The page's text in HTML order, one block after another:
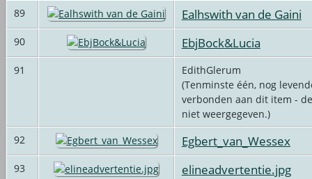
89
Ealhswith van de Gaini
90 EbjBock&Lucia
91
EdithGlerum
(Tenminste één, nog
verbonden aan dit item -
niet weergegeven.)
92
Egbert_van_Wessex
93 elineadvertentie.jpg